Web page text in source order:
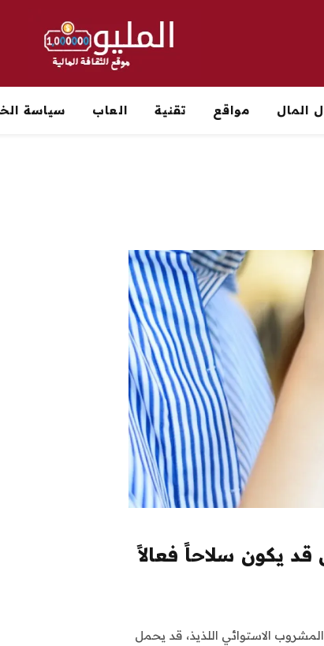
المال مواقع تقنية العاب سياسة
يكون سلاحاً فعالاً
الاستوائي اللذيذ، قد يحمل